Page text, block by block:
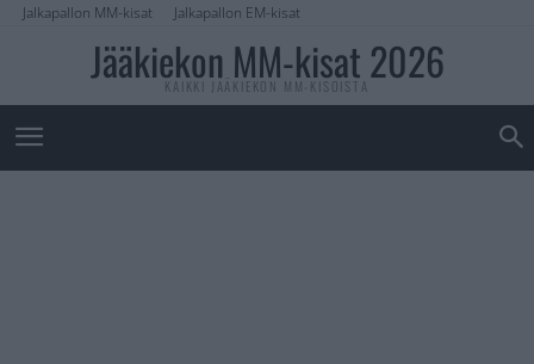
Jalkapallon MM-kisat Jalkapallon EM-kisat
Jääkiekon MM-kisat 2026
KAIKKI JÄÄKIEKON MM-KISOISTA